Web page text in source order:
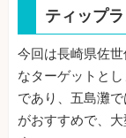
ティップ
今回は長崎県佐
なターゲットと
であり、五島灘
がおすすめで、